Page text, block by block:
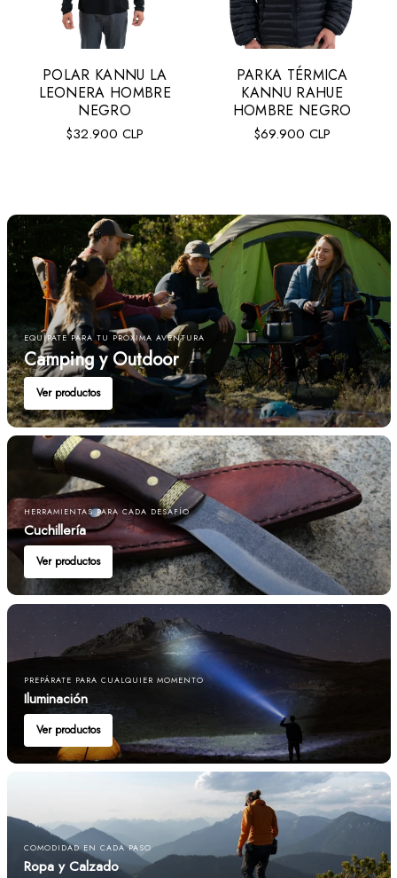
Talla:XL
XL
S M L
POLAR KANNU LA
LEONERA HOMBRE
NEGRO
Precio
$32.900 CLP
PARKA TÉRMICA
KANNU RAHUE
HOMBRE NEGRO
Precio
$69.900 CLP
EQUÍPATE PARA TU PRÓXIMA AVENTURA
Camping y Outdoor
Ver productos
HERRAMIENTAS PARA CADA DESAFÍO
Cuchillería
Ver productos
PREPÁRATE PARA CUALQUIER MOMENTO
Iluminación
Ver productos
COMODIDAD EN CADA PASO
Ropa y Calzado